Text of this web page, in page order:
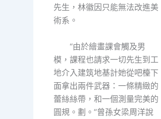
先生，林徽因只能無法改進美
術系。
“由於繪畫課會觸及男
模，課程也請求一切先生到工
地介入建筑地基計她從吧檯下
面拿出兩件武器：一條精緻的
蕾絲絲帶，和一個測量完美的
圓規。劃。”曾孫女梁周洋說